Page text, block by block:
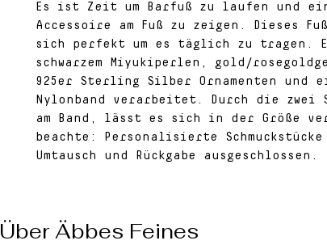
Es ist Zeit um Barfuß zu laufen und
Accessoire am Fuß zu zeigen. Dieses
sich perfekt um es täglich zu tragen.
schwarzem Miyukiperlen, gold/
925er Sterling Silber Ornamenten und
Nylonband verarbeitet. Durch die zwei
am Band, lässt es sich in der Größe
beachte: Personalisierte
Umtausch und Rückgabe ausgeschlossen.
Über Äbbes Feines